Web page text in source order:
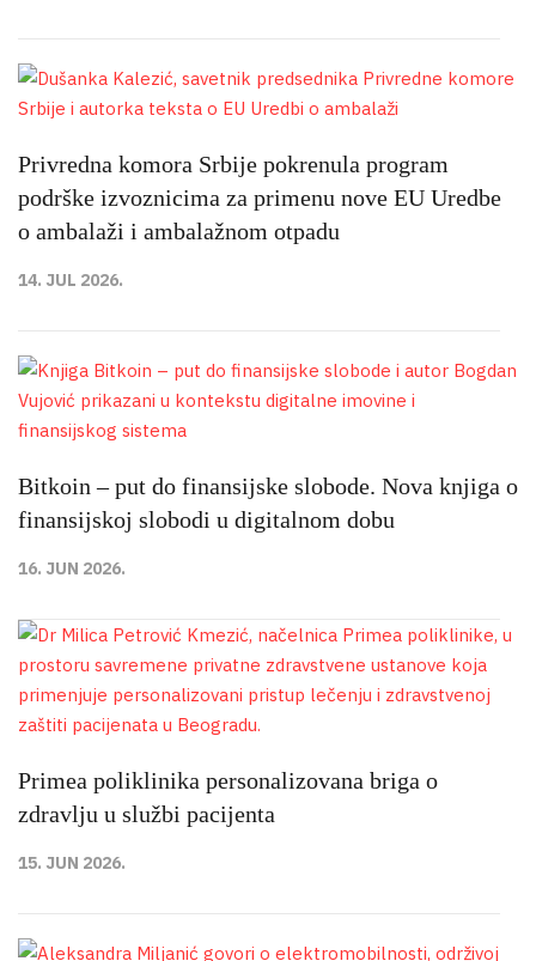
Privredna komora Srbije pokrenula program
podrške izvoznicima za primenu nove EU Uredbe
o ambalaži i ambalažnom otpadu
14. JUL 2026.
Bitkoin – put do finansijske slobode. Nova knjiga o
finansijskoj slobodi u digitalnom dobu
16. JUN 2026.
Primea poliklinika personalizovana briga o
zdravlju u službi pacijenta
15. JUN 2026.